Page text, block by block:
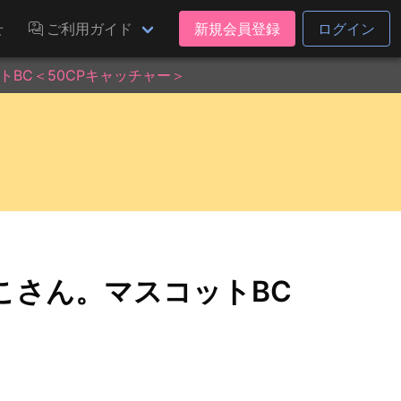
ご利用ガイド 新規会員登録 ログイン
BC＜50CPキャッチャー＞
さん。マスコットBC